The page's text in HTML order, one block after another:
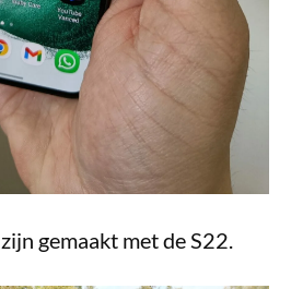
gemaakt met de S22.